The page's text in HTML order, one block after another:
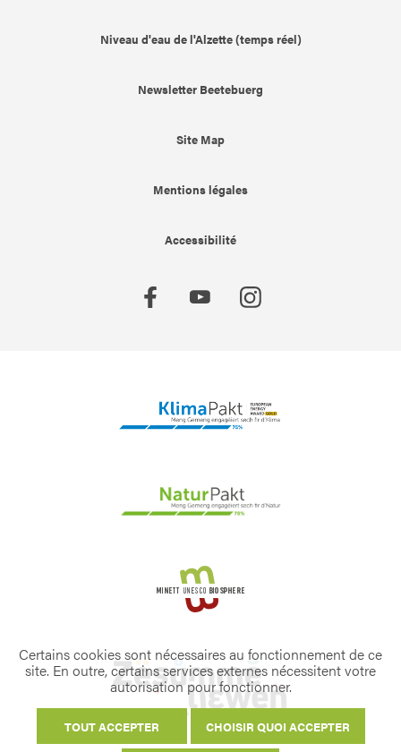
Niveau d'eau de l'Alzette (temps réel)
Newsletter Beetebuerg
Site Map
Mentions légales
Accessibilité
Certains cookies sont nécessaires au fonctionnement de ce
site. En outre, certains services externes nécessitent votre
autorisation pour fonctionner.
TOUT ACCEPTER CHOISIR QUOI ACCEPTER